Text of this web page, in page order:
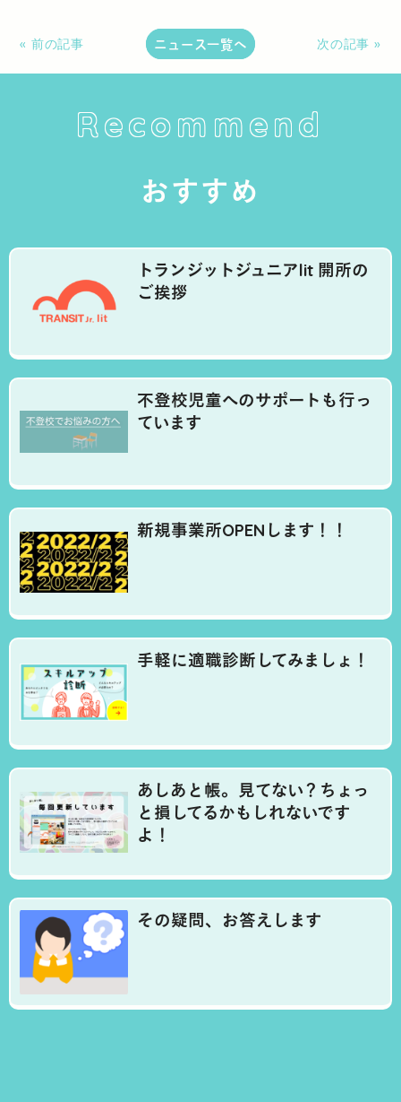
« 前の記事 ニュース一覧へ 次の記事 »
Recommend
おすすめ
トランジットジュニアlit 開所の
ご挨拶
不登校児童へのサポートも行っ
ています
新規事業所OPENします！！
手軽に適職診断してみましょ！
あしあと帳。見てない？ちょっ
と損してるかもしれないです
よ！
その疑問、お答えします